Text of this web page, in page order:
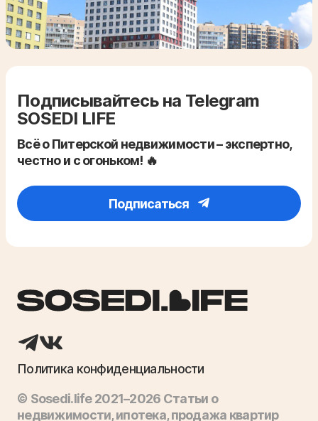
Подписывайтесь на Telegram
SOSEDI LIFE
Всё о Питерской недвижимости – экспертно,
честно и с огоньком! 🔥
Подписаться
Политика конфиденциальности
© Sosedi.life 2021–2026 Статьи о
недвижимости, ипотека, продажа квартир